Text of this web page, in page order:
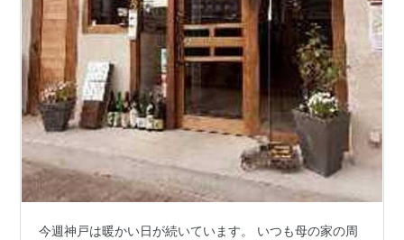
今週神戸は暖かい日が続いています。 いつも母の家の周